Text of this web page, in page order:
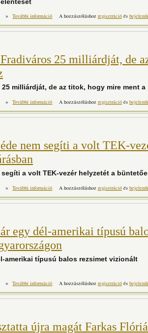
» További információ
Eltűnt olajakták: 2015-ben
A hozzászóláshoz regisztrációés
25 milliárdját, de
milliárdját, de az titok, hogy mire ment a
» További információ
Az FTC már elverte a Fradiváros 25
A hozzászóláshoz regisztrációés
nem segíti a volt TEK-
a volt TEK-vezér helyzetét a
» További információ
Orbán tusványosi beszéde nem segíti a
A hozzászóláshoz regisztrációés
egy dél-amerikai típusú
amerikai típusú balos rezsimet vizionált
» További információ
Orbán Tusványoson már egy dél-
A hozzászóláshoz regisztrációés
újra magát Farkas